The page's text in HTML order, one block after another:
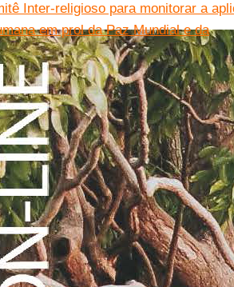
Inter-religioso para monitorar a
em prol da Paz Mundial e da